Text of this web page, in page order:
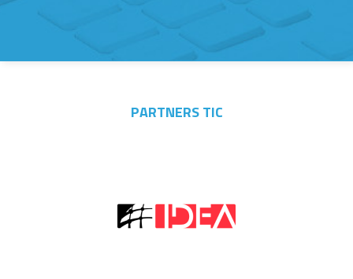
PARTNERS TIC